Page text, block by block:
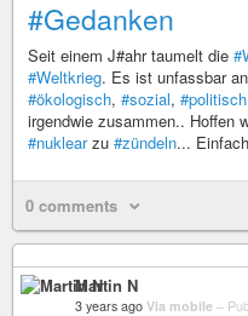
#Gedanken
Seit einem J#ahr taumelt die
#Weltkrieg. Es ist unfassbar
#ökologisch, #sozial, #politisch
irgendwie zusammen.. Hoffen
#nuklearzu #zündeln...
0 comments
Martin N
3 years ago Via mobile –